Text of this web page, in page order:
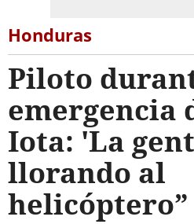
Honduras
Piloto
emergencia
Iota: 'La
llorando al
helicóptero”